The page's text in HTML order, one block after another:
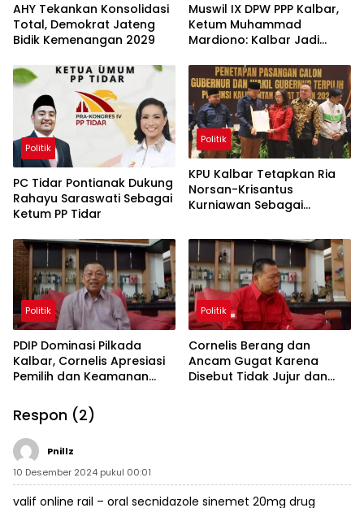
AHY Tekankan Konsolidasi
Total, Demokrat Jateng
Bidik Kemenangan 2029
Muswil IX DPW PPP Kalbar,
Ketum Muhammad
Mardiono: Kalbar Jadi
Politik
PC Tidar Pontianak Dukung
Rahayu Saraswati Sebagai
Ketum PP Tidar
Politik
KPU Kalbar Tetapkan Ria
Norsan-Krisantus
Kurniawan Sebagai
Kalbar Terpilih
Politik
PDIP Dominasi Pilkada
Kalbar, Cornelis Apresiasi
Pemilih dan Keamanan
Politik
Cornelis Berang dan
Ancam Gugat Karena
Disebut Tidak Jujur dan
Respon (2)
Pnillz
10 Desember 2024 pukul 00:01
valif online rail – oral secnidazole sinemet 20mg drug